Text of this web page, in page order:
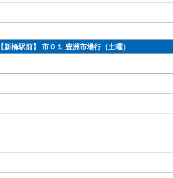
【新橋駅前】 市０１ 豊洲市場行（土曜）